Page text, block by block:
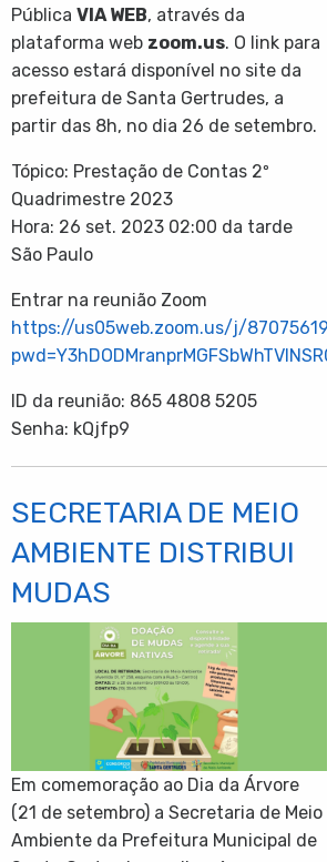
Pública VIA WEB, através da
plataforma web zoom.us. O link para
acesso estará disponível no site da
prefeitura de Santa Gertrudes, a
partir das 8h, no dia 26 de setembro.
Tópico: Prestação de Contas 2º
Quadrimestre 2023
Hora: 26 set. 2023 02:00 da tarde
São Paulo
Entrar na reunião Zoom
https://us05web.zoom.us/j/
ID da reunião: 865 4808 5205
Senha: kQjfp9
SECRETARIA DE MEIO
AMBIENTE DISTRIBUI
MUDAS
Em comemoração ao Dia da Árvore
(21 de setembro) a Secretaria de Meio
Ambiente da Prefeitura Municipal de